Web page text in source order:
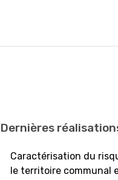
Dernières
Caractérisation du
le territoire communal